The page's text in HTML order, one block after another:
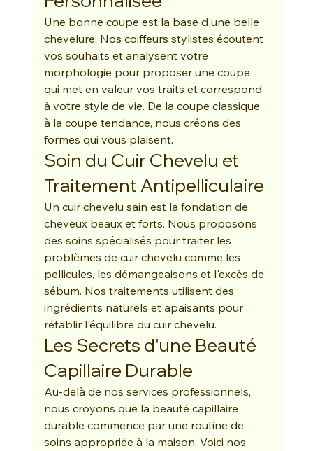
Une bonne coupe est la base d'une belle
chevelure. Nos coiffeurs stylistes écoutent
vos souhaits et analysent votre
morphologie pour proposer une coupe
qui met en valeur vos traits et correspond
à votre style de vie. De la coupe classique
à la coupe tendance, nous créons des
formes qui vous plaisent.
Soin du Cuir Chevelu et
Traitement Antipelliculaire
Un cuir chevelu sain est la fondation de
cheveux beaux et forts. Nous proposons
des soins spécialisés pour traiter les
problèmes de cuir chevelu comme les
pellicules, les démangeaisons et l'excès de
sébum. Nos traitements utilisent des
ingrédients naturels et apaisants pour
rétablir l'équilibre du cuir chevelu.
Les Secrets d'une Beauté
Capillaire Durable
Au-delà de nos services professionnels,
nous croyons que la beauté capillaire
durable commence par une routine de
soins appropriée à la maison. Voici nos